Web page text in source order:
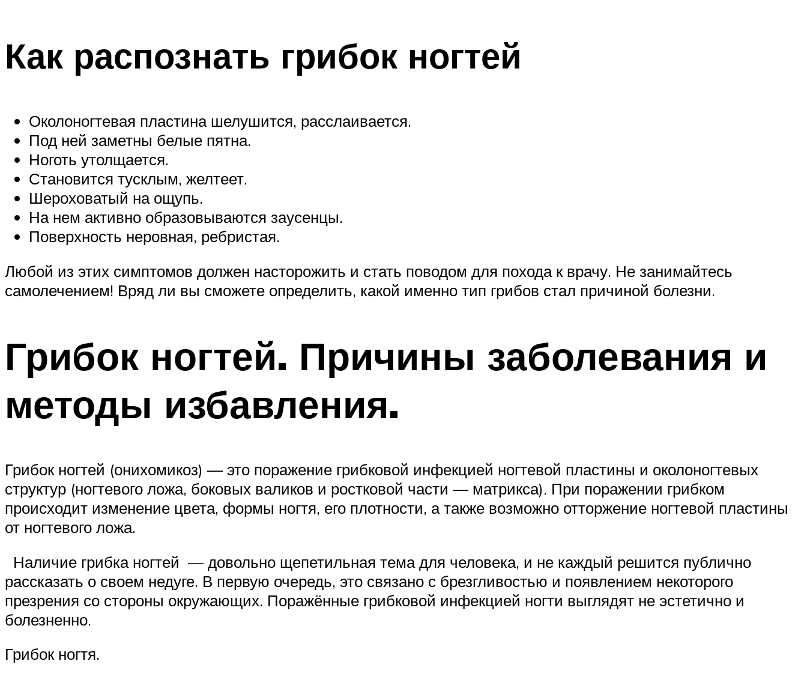
Как распознать грибок ногтей
Околоногтевая пластина шелушится, расслаивается.
Под ней заметны белые пятна.
Ноготь утолщается.
Становится тусклым, желтеет.
Шероховатый на ощупь.
На нем активно образовываются заусенцы.
Поверхность неровная, ребристая.
Любой из этих симптомов должен насторожить и стать поводом для похода к врачу. Не занимайтесь
самолечением! Вряд ли вы сможете определить, какой именно тип грибов стал причиной болезни.
Грибок ногтей. Причины заболевания и
методы избавления.
Грибок ногтей (онихомикоз) — это поражение грибковой инфекцией ногтевой пластины и околоногтевых
структур (ногтевого ложа, боковых валиков и ростковой части — матрикса). При поражении грибком
происходит изменение цвета, формы ногтя, его плотности, а также возможно отторжение ногтевой пластины
от ногтевого ложа.
Наличие грибка ногтей — довольно щепетильная тема для человека, и не каждый решится публично
рассказать о своем недуге. В первую очередь, это связано с брезгливостью и появлением некоторого
презрения со стороны окружающих. Поражённые грибковой инфекцией ногти выглядят не эстетично и
болезненно.
Грибок ногтя.